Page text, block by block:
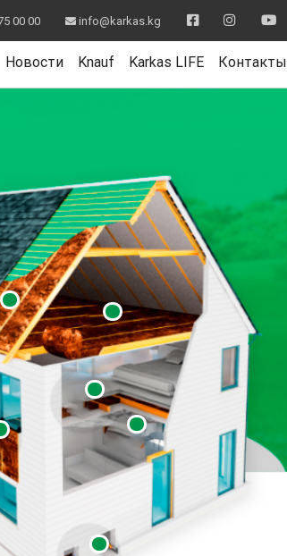
00 00 info@karkas.kg
Новости Knauf Karkas LIFE Контакты